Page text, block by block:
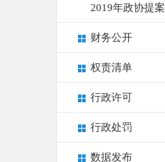
2019年政协提案
财务公开
权责清单
行政许可
行政处罚
数据发布